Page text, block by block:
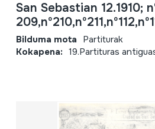
San Sebastian 12.1910;
Bilduma mota Partiturak
Kokapena: 19.Partituras